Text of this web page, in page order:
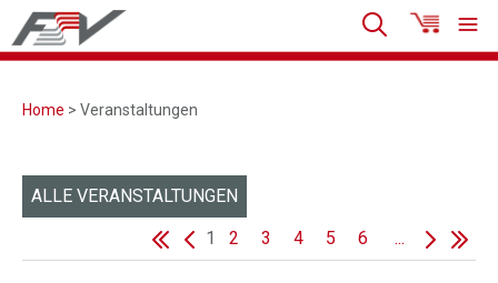
Home > Veranstaltungen
ALLE VERANSTALTUNGEN
1
2 3 4 5 6 ...